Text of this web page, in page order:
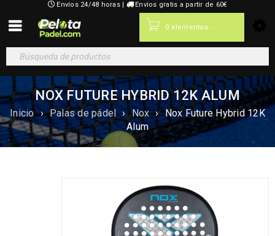
Envíos 24/48 horas | Envíos gratis a partir de 60€
0 elementos -
NOX FUTURE HYBRID 12K ALUM
Inicio › Palas de pádel › Nox › Nox Future Hybrid 12K
Alum